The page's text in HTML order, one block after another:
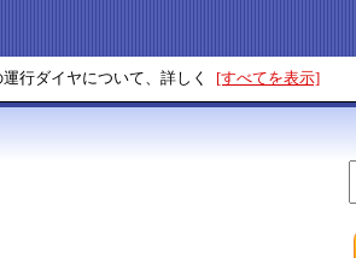
行ダイヤについて、詳しく [すべてを表示]